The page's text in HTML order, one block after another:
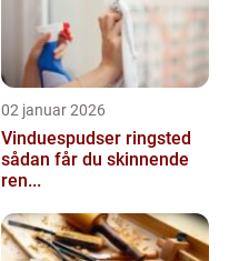
02 januar 2026
Vinduespudser ringsted
sådan får du skinnende
ren...